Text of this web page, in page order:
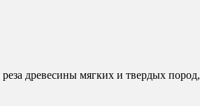
древесины мягких и твердых пород,